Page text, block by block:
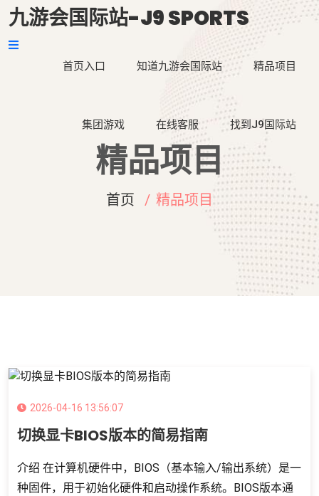
九游会国际站-J9 SPORTS
首页入口 知道九游会国际站 精品项目
集团游戏 在线客服 找到J9国际站
精品项目
首页 精品项目
2026-04-16 13:56:07
切换显卡BIOS版本的简易指南
介绍 在计算机硬件中，BIOS（基本输入/输出系统）是一
种固件，用于初始化硬件和启动操作系统。BIOS版本通